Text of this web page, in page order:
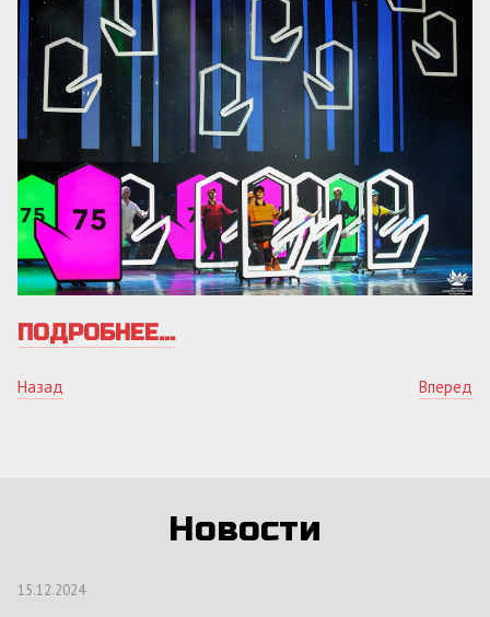
ПОДРОБНЕЕ...
Назад Вперед
Новости
15.12.2024